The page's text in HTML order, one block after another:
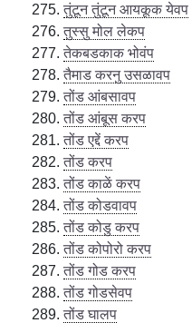
तुंटून तुंटून आयकूक येवप
तुस्सु मोल लेकप
तेकबडकाक भोवंप
तैमाड करनु उसळावप
तोंड आंबसावप
तोंड आंबूस करप
तोंड एद्दें करप
तोंड करप
तोंड काळें करप
तोंड कोडवावप
तोंड कोडु करप
तोंड कोपोरो करप
तोंड गोड करप
तोंड गोडसेवप
तोंड घालप